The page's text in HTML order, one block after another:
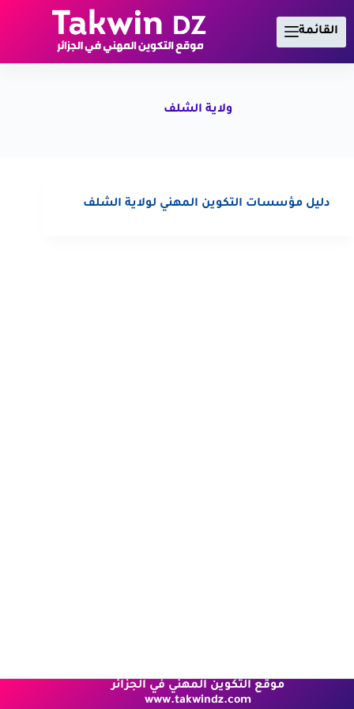
إلى
المحتوى
القائمة
ولاية الشلف
دليل مؤسسات التكوين المهني لولاية الشلف
موقع التكوين المهني في الجزائر
www.takwindz.com